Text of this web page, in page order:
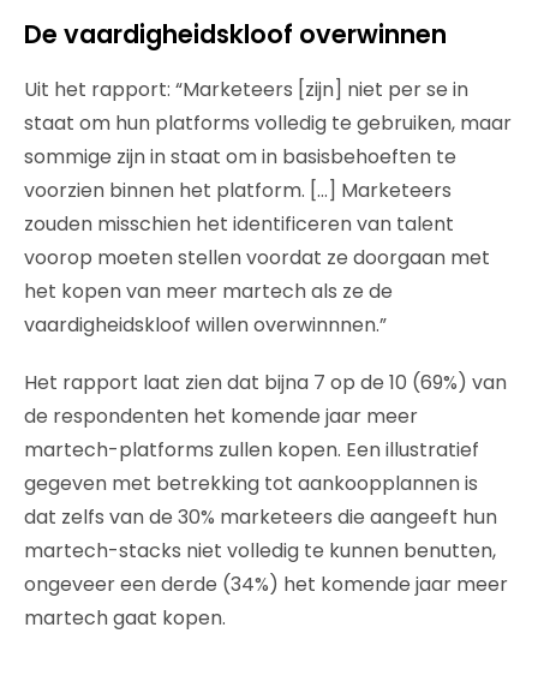
De vaardigheidskloof overwinnen
Uit het rapport: “Marketeers [zijn] niet per se in
staat om hun platforms volledig te gebruiken, maar
sommige zijn in staat om in basisbehoeften te
voorzien binnen het platform. […] Marketeers
zouden misschien het identificeren van talent
voorop moeten stellen voordat ze doorgaan met
het kopen van meer martech als ze de
vaardigheidskloof willen overwinnnen.”
Het rapport laat zien dat bijna 7 op de 10 (69%) van
de respondenten het komende jaar meer
martech-platforms zullen kopen. Een illustratief
gegeven met betrekking tot aankoopplannen is
dat zelfs van de 30% marketeers die aangeeft hun
martech-stacks niet volledig te kunnen benutten,
ongeveer een derde (34%) het komende jaar meer
martech gaat kopen.